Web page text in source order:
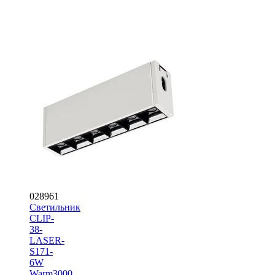
028961
Светильник
CLIP-
38-
LASER-
S171-
6W